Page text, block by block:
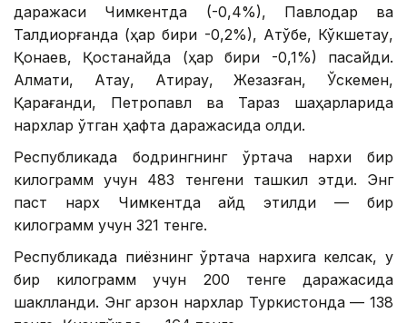
даражаси Чимкентда (-0,4%), Павлодар ва
Талдиқорғанда (ҳар бири -0,2%), Ақтўбе, Кўкшетау,
Қонаев, Қостанайда (ҳар бири -0,1%) пасайди.
Алмати, Ақтау, Атирау, Жезқазған, Ўскемен,
Қарағанди, Петропавл ва Тараз шаҳарларида
нархлар ўтган ҳафта даражасида қолди.
Республикада бодрингнинг ўртача нархи бир
килограмм учун 483 тенгени ташкил этди. Энг
паст нарх Чимкентда қайд этилди — бир
килограмм учун 321 тенге.
Республикада пиёзнинг ўртача нархига келсак, у
бир килограмм учун 200 тенге даражасида
шаклланди. Энг арзон нархлар Туркистонда — 138